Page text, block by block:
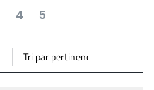
4 5
Trier
par